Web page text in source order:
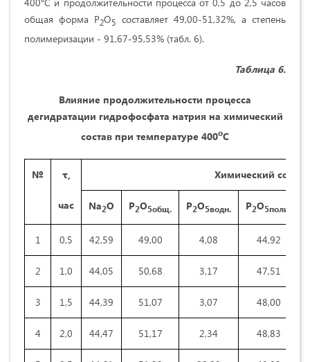
общая форма Р2О5 составляет 49,00-51,32%, а степень
полимеризации - 91,67-95,53% (табл. 6).
Таблица 6.
Влияние продолжительности процесса
дегидратации гидрофосфата натрия на химический
состав при температуре 400оС
№ τ,
час
Химический
Na2O P2O5общ. P2O5водн. P2O5поли.
1 0,5 42,59 49,00 4,08 44,92
2 1,0 44,05 50,68 3,17 47,51
3 1,5 44,39 51,07 3,07 48,00
4 2,0 44,47 51,17 2,34 48,83